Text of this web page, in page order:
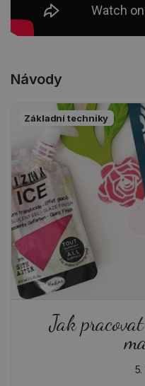
Návody
Základní techniky
Jak
5.